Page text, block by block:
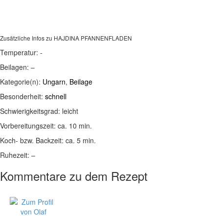
Zusätzliche Infos zu HAJDINA PFANNENFLADEN
Temperatur: -
Beilagen: –
Kategorie(n): Ungarn, Beilage
Besonderheit: schnell
Schwierigkeitsgrad: leicht
Vorbereitungszeit: ca. 10 min.
Koch- bzw. Backzeit: ca. 5 min.
Ruhezeit: –
Kommentare zu dem Rezept